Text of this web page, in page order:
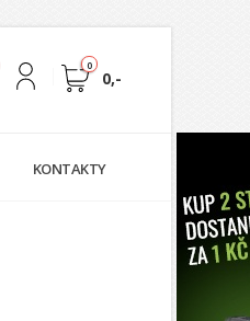
0
0,-
KONTAKTY